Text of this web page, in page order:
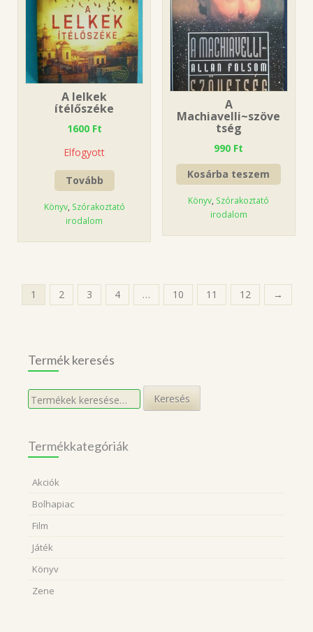
A lelkek
ítélőszéke
1600 Ft
Elfogyott
Tovább
Könyv, Szórakoztató
irodalom
A
Machiavelli~szöve
tség
990 Ft
Kosárba teszem
Könyv, Szórakoztató
irodalom
1 2 3 4 … 10 11 12 →
Termék keresés
Keresés
a
Keresés
Termékkategóriák
Akciók
Bolhapiac
Film
Játék
Könyv
Zene